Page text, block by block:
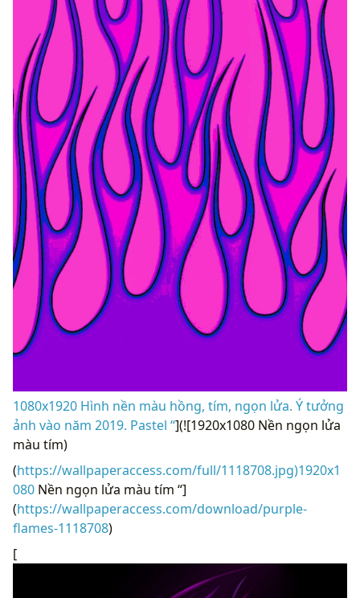
1080x1920 Hình nền màu hồng, tím, ngọn lửa. Ý tưởng
ảnh vào năm 2019. Pastel “](![1920x1080 Nền ngọn lửa
màu tím)
(https://wallpaperaccess.com/full/1118708.jpg)1920x1
080 Nền ngọn lửa màu tím “]
(https://wallpaperaccess.com/download/purple-
flames-1118708)
[